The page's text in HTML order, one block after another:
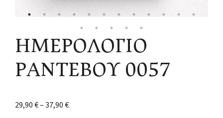
ΗΜΕΡΟΛΟΓΙΟ
ΡΑΝΤΕΒΟΥ 0057
29,90€–37,90€